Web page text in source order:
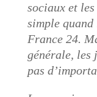
sociaux et
simple
France 24.
générale, les
pas